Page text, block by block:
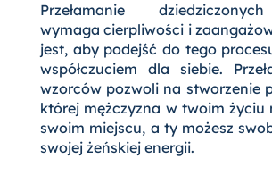
Przełamanie
wymaga cierpliwości i
jest, aby podejść do tego
współczuciem dla siebie.
wzorców pozwoli na stworzenie
której mężczyzna w twoim życiu
swoim miejscu, a ty możesz
swojej żeńskiej energii.